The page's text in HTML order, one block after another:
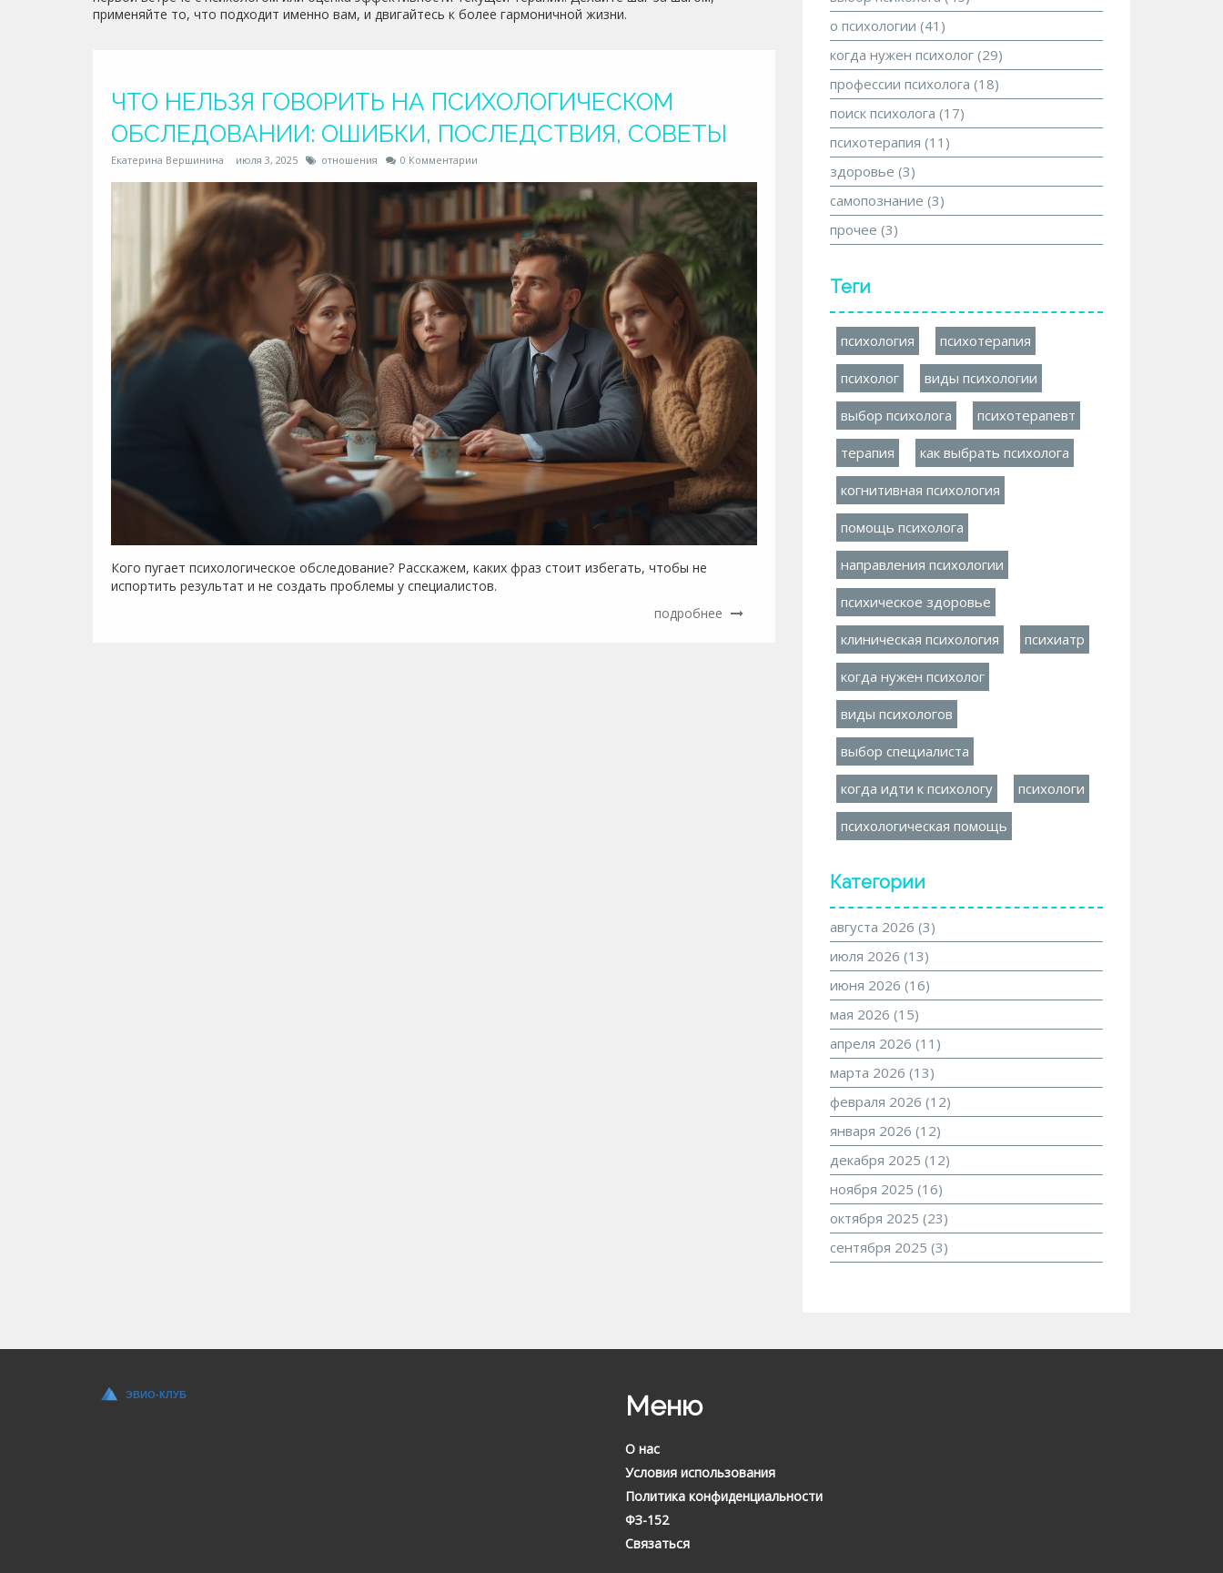
применяйте то, что подходит именно вам, и двигайтесь к более гармоничной жизни.
ЧТО НЕЛЬЗЯ ГОВОРИТЬ НА ПСИХОЛОГИЧЕСКОМ
ОБСЛЕДОВАНИИ: ОШИБКИ, ПОСЛЕДСТВИЯ, СОВЕТЫ
Екатерина Вершинина июля 3, 2025 отношения 0 Комментарии
Кого пугает психологическое обследование? Расскажем, каких фраз стоит избегать, чтобы не
испортить результат и не создать проблемы у специалистов.
подробнее
о психологии (41)
когда нужен психолог (29)
профессии психолога (18)
поиск психолога (17)
психотерапия (11)
здоровье (3)
самопознание (3)
прочее (3)
Теги
психология психотерапия
психолог виды психологии
выбор психолога психотерапевт
терапия как выбрать психолога
когнитивная психология
помощь психолога
направления психологии
психическое здоровье
клиническая психология психиатр
когда нужен психолог
виды психологов
выбор специалиста
когда идти к психологу психологи
психологическая помощь
Категории
августа 2026 (3)
июля 2026 (13)
июня 2026 (16)
мая 2026 (15)
апреля 2026 (11)
марта 2026 (13)
февраля 2026 (12)
января 2026 (12)
декабря 2025 (12)
ноября 2025 (16)
октября 2025 (23)
сентября 2025 (3)
Меню
О нас
Условия использования
Политика конфиденциальности
ФЗ-152
Связаться